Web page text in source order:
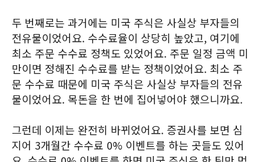
두 번째로는 과거에는 미국 주식은 사실상 부자들의
전유물이었어요. 수수료율이 상당히 높았고, 여기에
최소 주문 수수료 정책도 있었어요. 주문 일정 금액 미
만이면 정해진 수수료를 받는 정책이었어요. 최소 주
문 수수료 때문에 미국 주식은 사실상 부자들의 전유
물이었어요. 목돈을 한 번에 집어넣어야 했으니까요.
그런데 이제는 완전히 바뀌었어요. 증권사를 보면 심
지어 3개월간 수수료 0% 이벤트를 하는 곳들도 있어